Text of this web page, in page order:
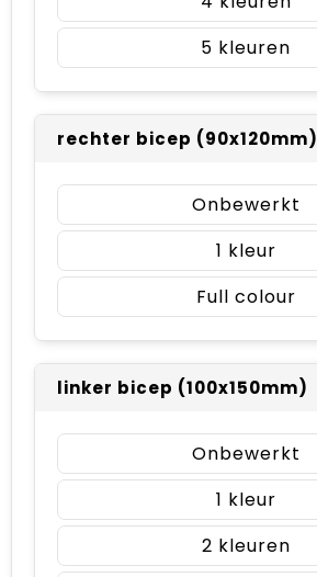
5
rechter bicep (90x120mm)
Onbewerkt
1
Full colour
linker bicep (100x150mm)
Onbewerkt
1
2